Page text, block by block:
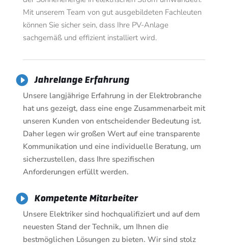
Mit unserem Team von gut ausgebildeten Fachleuten
können Sie sicher sein, dass Ihre PV-Anlage
sachgemäß und effizient installiert wird.
 Jahrelange Erfahrung
Unsere langjährige Erfahrung in der Elektrobranche
hat uns gezeigt, dass eine enge Zusammenarbeit mit
unseren Kunden von entscheidender Bedeutung ist.
Daher legen wir großen Wert auf eine transparente
Kommunikation und eine individuelle Beratung, um
sicherzustellen, dass Ihre spezifischen
Anforderungen erfüllt werden.
 Kompetente Mitarbeiter
Unsere Elektriker sind hochqualifiziert und auf dem
neuesten Stand der Technik, um Ihnen die
bestmöglichen Lösungen zu bieten. Wir sind stolz